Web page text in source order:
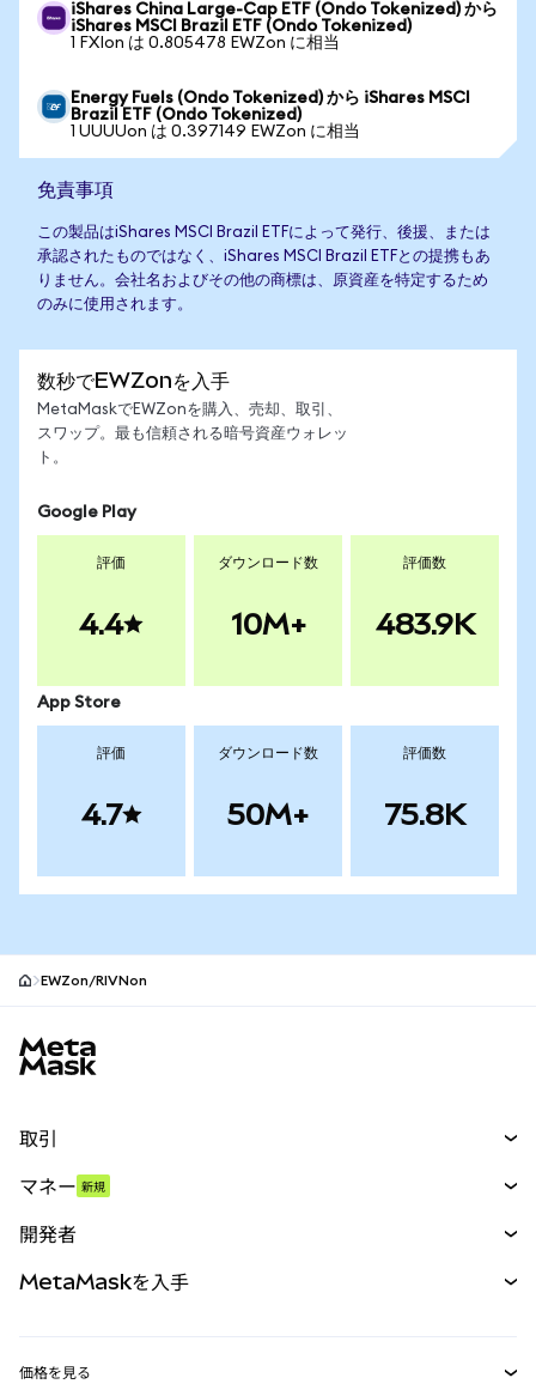
iShares China Large-Cap ETF (Ondo Tokenized) から
iShares MSCI Brazil ETF (Ondo Tokenized)
1 FXIon は 0.805478 EWZon に相当
Energy Fuels (Ondo Tokenized) から iShares MSCI
Brazil ETF (Ondo Tokenized)
1 UUUUon は 0.397149 EWZon に相当
免責事項
この製品はiShares MSCI Brazil ETFによって発行、後援、または
承認されたものではなく、iShares MSCI Brazil ETFとの提携もあ
りません。会社名およびその他の商標は、原資産を特定するため
のみに使用されます。
数秒でEWZonを入手
MetaMaskでEWZonを購入、売却、取引、
スワップ。最も信頼される暗号資産ウォレッ
ト。
Google Play
評価
4.4
ダウンロード数
10M+
評価数
483.9K
App Store
評価
4.7
ダウンロード数
50M+
評価数
75.8K
EWZon/RIVNon
取引
パーペチュアル
RWA
マネー 新規
開発者
MetaMaskを入手
価格を見る